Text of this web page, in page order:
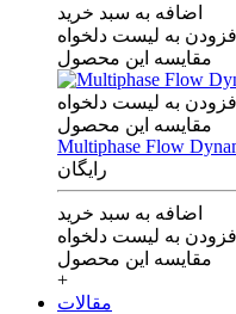
اضافه به سبد خرید
افزودن به لیست دلخواه
مقایسه این محصول
افزودن به لیست دلخواه
مقایسه این محصول
Multiphase Flow
رایگان
اضافه به سبد خرید
افزودن به لیست دلخواه
مقایسه این محصول
+
مقالات